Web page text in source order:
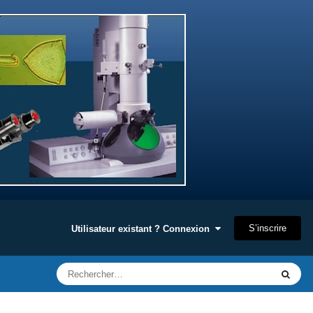
Utilisateur existant ? Connexion S’inscrire